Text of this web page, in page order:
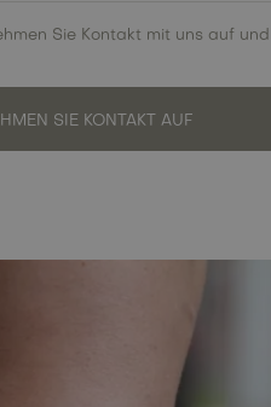
Sie Kontakt mit uns auf
SIE KONTAKT AUF